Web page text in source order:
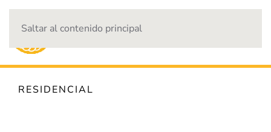
Saltar al contenido principal
RESIDENCIAL